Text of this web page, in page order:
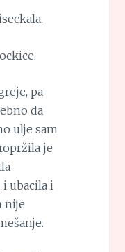
pa
da
ulje sam
je
ubacila i
nije